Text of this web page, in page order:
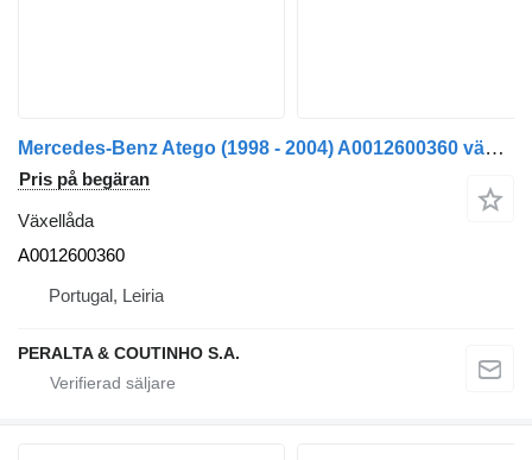
Mercedes-Benz Atego (1998 - 2004) A0012600360 växellåda till lastbil
Pris på begäran
Växellåda
A0012600360
Portugal, Leiria
PERALTA & COUTINHO S.A.